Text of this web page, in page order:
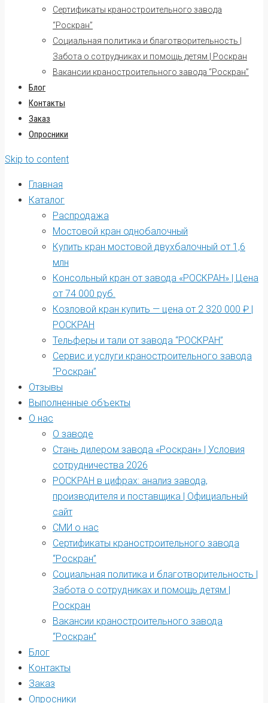
Сертификаты краностроительного завода
“Роскран”
Социальная политика и благотворительность |
Забота о сотрудниках и помощь детям | Роскран
Вакансии краностроительного завода “Роскран”
Блог
Контакты
Заказ
Опросники
Skip to content
Главная
Каталог
Распродажа
Мостовой кран однобалочный
Купить кран мостовой двухбалочный от 1,6
млн
Консольный кран от завода «РОСКРАН» | Цена
от 74 000 руб.
Козловой кран купить — цена от 2 320 000 ₽ |
РОСКРАН
Тельферы и тали от завода “РОСКРАН”
Сервис и услуги краностроительного завода
“Роскран”
Отзывы
Выполненные объекты
О нас
О заводе
Стань дилером завода «Роскран» | Условия
сотрудничества 2026
РОСКРАН в цифрах: анализ завода,
производителя и поставщика | Официальный
сайт
СМИ о нас
Сертификаты краностроительного завода
“Роскран”
Социальная политика и благотворительность |
Забота о сотрудниках и помощь детям |
Роскран
Вакансии краностроительного завода
“Роскран”
Блог
Контакты
Заказ
Опросники